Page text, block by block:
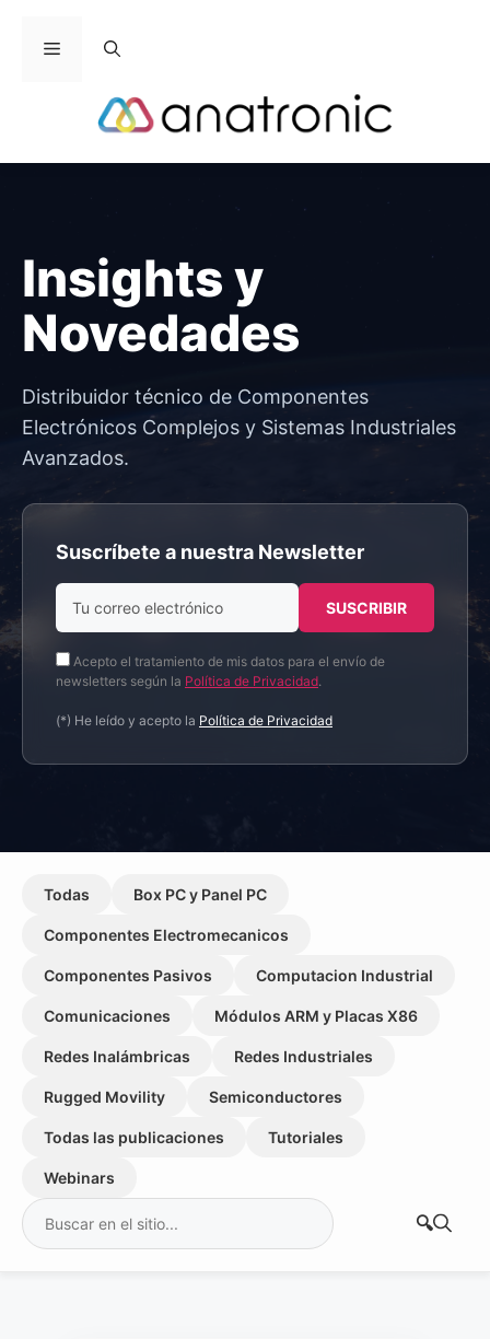
Menú
Insights y
Novedades
Distribuidor técnico de Componentes
Electrónicos Complejos y Sistemas Industriales
Avanzados.
Suscríbete a nuestra Newsletter
Acepto el tratamiento de mis datos para el envío de
newsletters según la Política de Privacidad.
(*) He leído y acepto la Política de Privacidad
Todas Box PC y Panel PC
Componentes Electromecanicos
Componentes Pasivos Computacion Industrial
Comunicaciones Módulos ARM y Placas X86
Redes Inalámbricas Redes Industriales
Rugged Movility Semiconductores
Todas las publicaciones Tutoriales
Webinars
Buscar: